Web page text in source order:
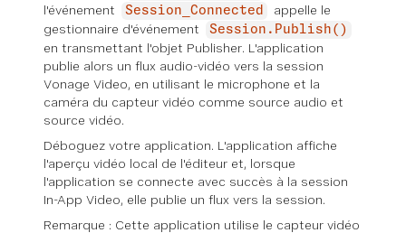
l'événement
Session_Connected
appelle le
gestionnaire d'événement
Session.Publish()
en transmettant l'objet Publisher. L'application
publie alors un flux audio-vidéo vers la session
Vonage Video, en utilisant le microphone et la
caméra du capteur vidéo comme source audio et
source vidéo.
Déboguez votre application. L'application affiche
l'aperçu vidéo local de l'éditeur et, lorsque
l'application se connecte avec succès à la session
In-App Video, elle publie un flux vers la session.
Remarque : Cette application utilise le capteur vidéo